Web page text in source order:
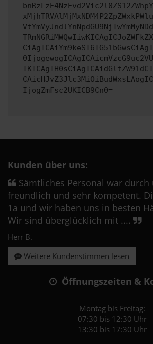
IjogZmFsc2UKICB9Cn0=
Kunden über uns:
Sämtliches Personal war
freundlich und sehr kompetent.
1a und wir haben uns in besten
Wir sind überglücklich mit ....
Herr B.
Weitere Kundenstimmen lesen
Öffnungszeiten &
Montag bis Freitag:
07:30 bis 12:30 Uhr
13:30 bis 17:30 Uhr